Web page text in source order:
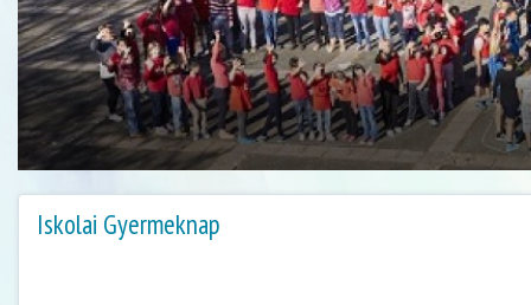
Iskolai Gyermeknap